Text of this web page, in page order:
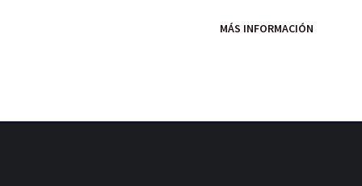
MÁS INFORMACIÓN